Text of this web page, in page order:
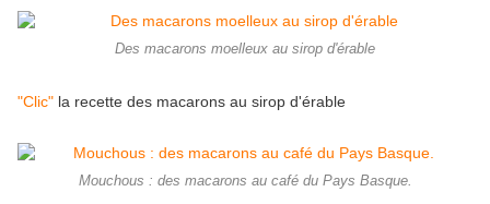
Des macarons moelleux au sirop d'érable
"Clic" la recette des macarons au sirop d'érable
Mouchous : des macarons au café du Pays Basque.